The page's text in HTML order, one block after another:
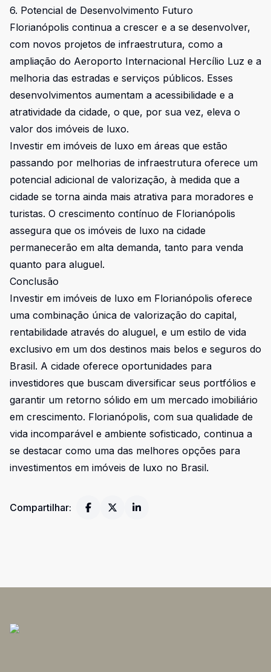
6. Potencial de Desenvolvimento Futuro
Florianópolis continua a crescer e a se desenvolver,
com novos projetos de infraestrutura, como a
ampliação do Aeroporto Internacional Hercílio Luz e a
melhoria das estradas e serviços públicos. Esses
desenvolvimentos aumentam a acessibilidade e a
atratividade da cidade, o que, por sua vez, eleva o
valor dos imóveis de luxo.
Investir em imóveis de luxo em áreas que estão
passando por melhorias de infraestrutura oferece um
potencial adicional de valorização, à medida que a
cidade se torna ainda mais atrativa para moradores e
turistas. O crescimento contínuo de Florianópolis
assegura que os imóveis de luxo na cidade
permanecerão em alta demanda, tanto para venda
quanto para aluguel.
Conclusão
Investir em imóveis de luxo em Florianópolis oferece
uma combinação única de valorização do capital,
rentabilidade através do aluguel, e um estilo de vida
exclusivo em um dos destinos mais belos e seguros do
Brasil. A cidade oferece oportunidades para
investidores que buscam diversificar seus portfólios e
garantir um retorno sólido em um mercado imobiliário
em crescimento. Florianópolis, com sua qualidade de
vida incomparável e ambiente sofisticado, continua a
se destacar como uma das melhores opções para
investimentos em imóveis de luxo no Brasil.
Compartilhar: